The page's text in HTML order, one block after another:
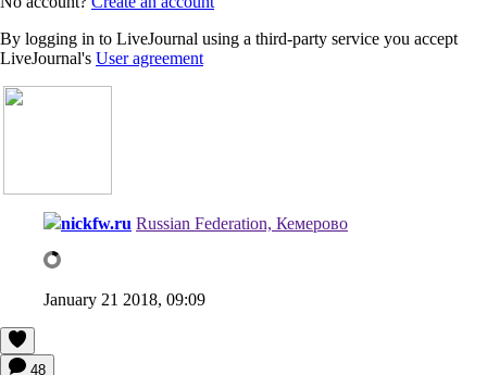
By logging in to LiveJournal using a third-party service you accept
LiveJournal's User agreement
nickfw.ru Russian Federation, Кемерово
January 21 2018, 09:09
48